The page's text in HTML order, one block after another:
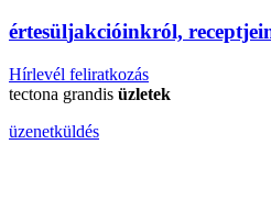
értesüljakcióinkról,
Hírlevél feliratkozás
tectona grandis üzletek
üzenetküldés